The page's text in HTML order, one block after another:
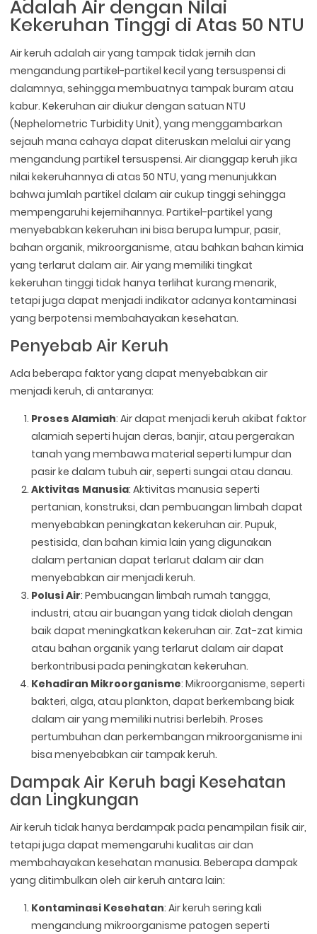
Adalah Air dengan Nilai
Kekeruhan Tinggi di Atas 50 NTU
Air keruh adalah air yang tampak tidak jernih dan
mengandung partikel-partikel kecil yang tersuspensi di
dalamnya, sehingga membuatnya tampak buram atau
kabur. Kekeruhan air diukur dengan satuan NTU
(Nephelometric Turbidity Unit), yang menggambarkan
sejauh mana cahaya dapat diteruskan melalui air yang
mengandung partikel tersuspensi. Air dianggap keruh jika
nilai kekeruhannya di atas 50 NTU, yang menunjukkan
bahwa jumlah partikel dalam air cukup tinggi sehingga
mempengaruhi kejernihannya. Partikel-partikel yang
menyebabkan kekeruhan ini bisa berupa lumpur, pasir,
bahan organik, mikroorganisme, atau bahkan bahan kimia
yang terlarut dalam air. Air yang memiliki tingkat
kekeruhan tinggi tidak hanya terlihat kurang menarik,
tetapi juga dapat menjadi indikator adanya kontaminasi
yang berpotensi membahayakan kesehatan.
Penyebab Air Keruh
Ada beberapa faktor yang dapat menyebabkan air
menjadi keruh, di antaranya:
Proses Alamiah: Air dapat menjadi keruh akibat faktor
alamiah seperti hujan deras, banjir, atau pergerakan
tanah yang membawa material seperti lumpur dan
pasir ke dalam tubuh air, seperti sungai atau danau.
Aktivitas Manusia: Aktivitas manusia seperti
pertanian, konstruksi, dan pembuangan limbah dapat
menyebabkan peningkatan kekeruhan air. Pupuk,
pestisida, dan bahan kimia lain yang digunakan
dalam pertanian dapat terlarut dalam air dan
menyebabkan air menjadi keruh.
Polusi Air: Pembuangan limbah rumah tangga,
industri, atau air buangan yang tidak diolah dengan
baik dapat meningkatkan kekeruhan air. Zat-zat kimia
atau bahan organik yang terlarut dalam air dapat
berkontribusi pada peningkatan kekeruhan.
Kehadiran Mikroorganisme: Mikroorganisme, seperti
bakteri, alga, atau plankton, dapat berkembang biak
dalam air yang memiliki nutrisi berlebih. Proses
pertumbuhan dan perkembangan mikroorganisme ini
bisa menyebabkan air tampak keruh.
Dampak Air Keruh bagi Kesehatan
dan Lingkungan
Air keruh tidak hanya berdampak pada penampilan fisik air,
tetapi juga dapat memengaruhi kualitas air dan
membahayakan kesehatan manusia. Beberapa dampak
yang ditimbulkan oleh air keruh antara lain:
Kontaminasi Kesehatan: Air keruh sering kali
mengandung mikroorganisme patogen seperti